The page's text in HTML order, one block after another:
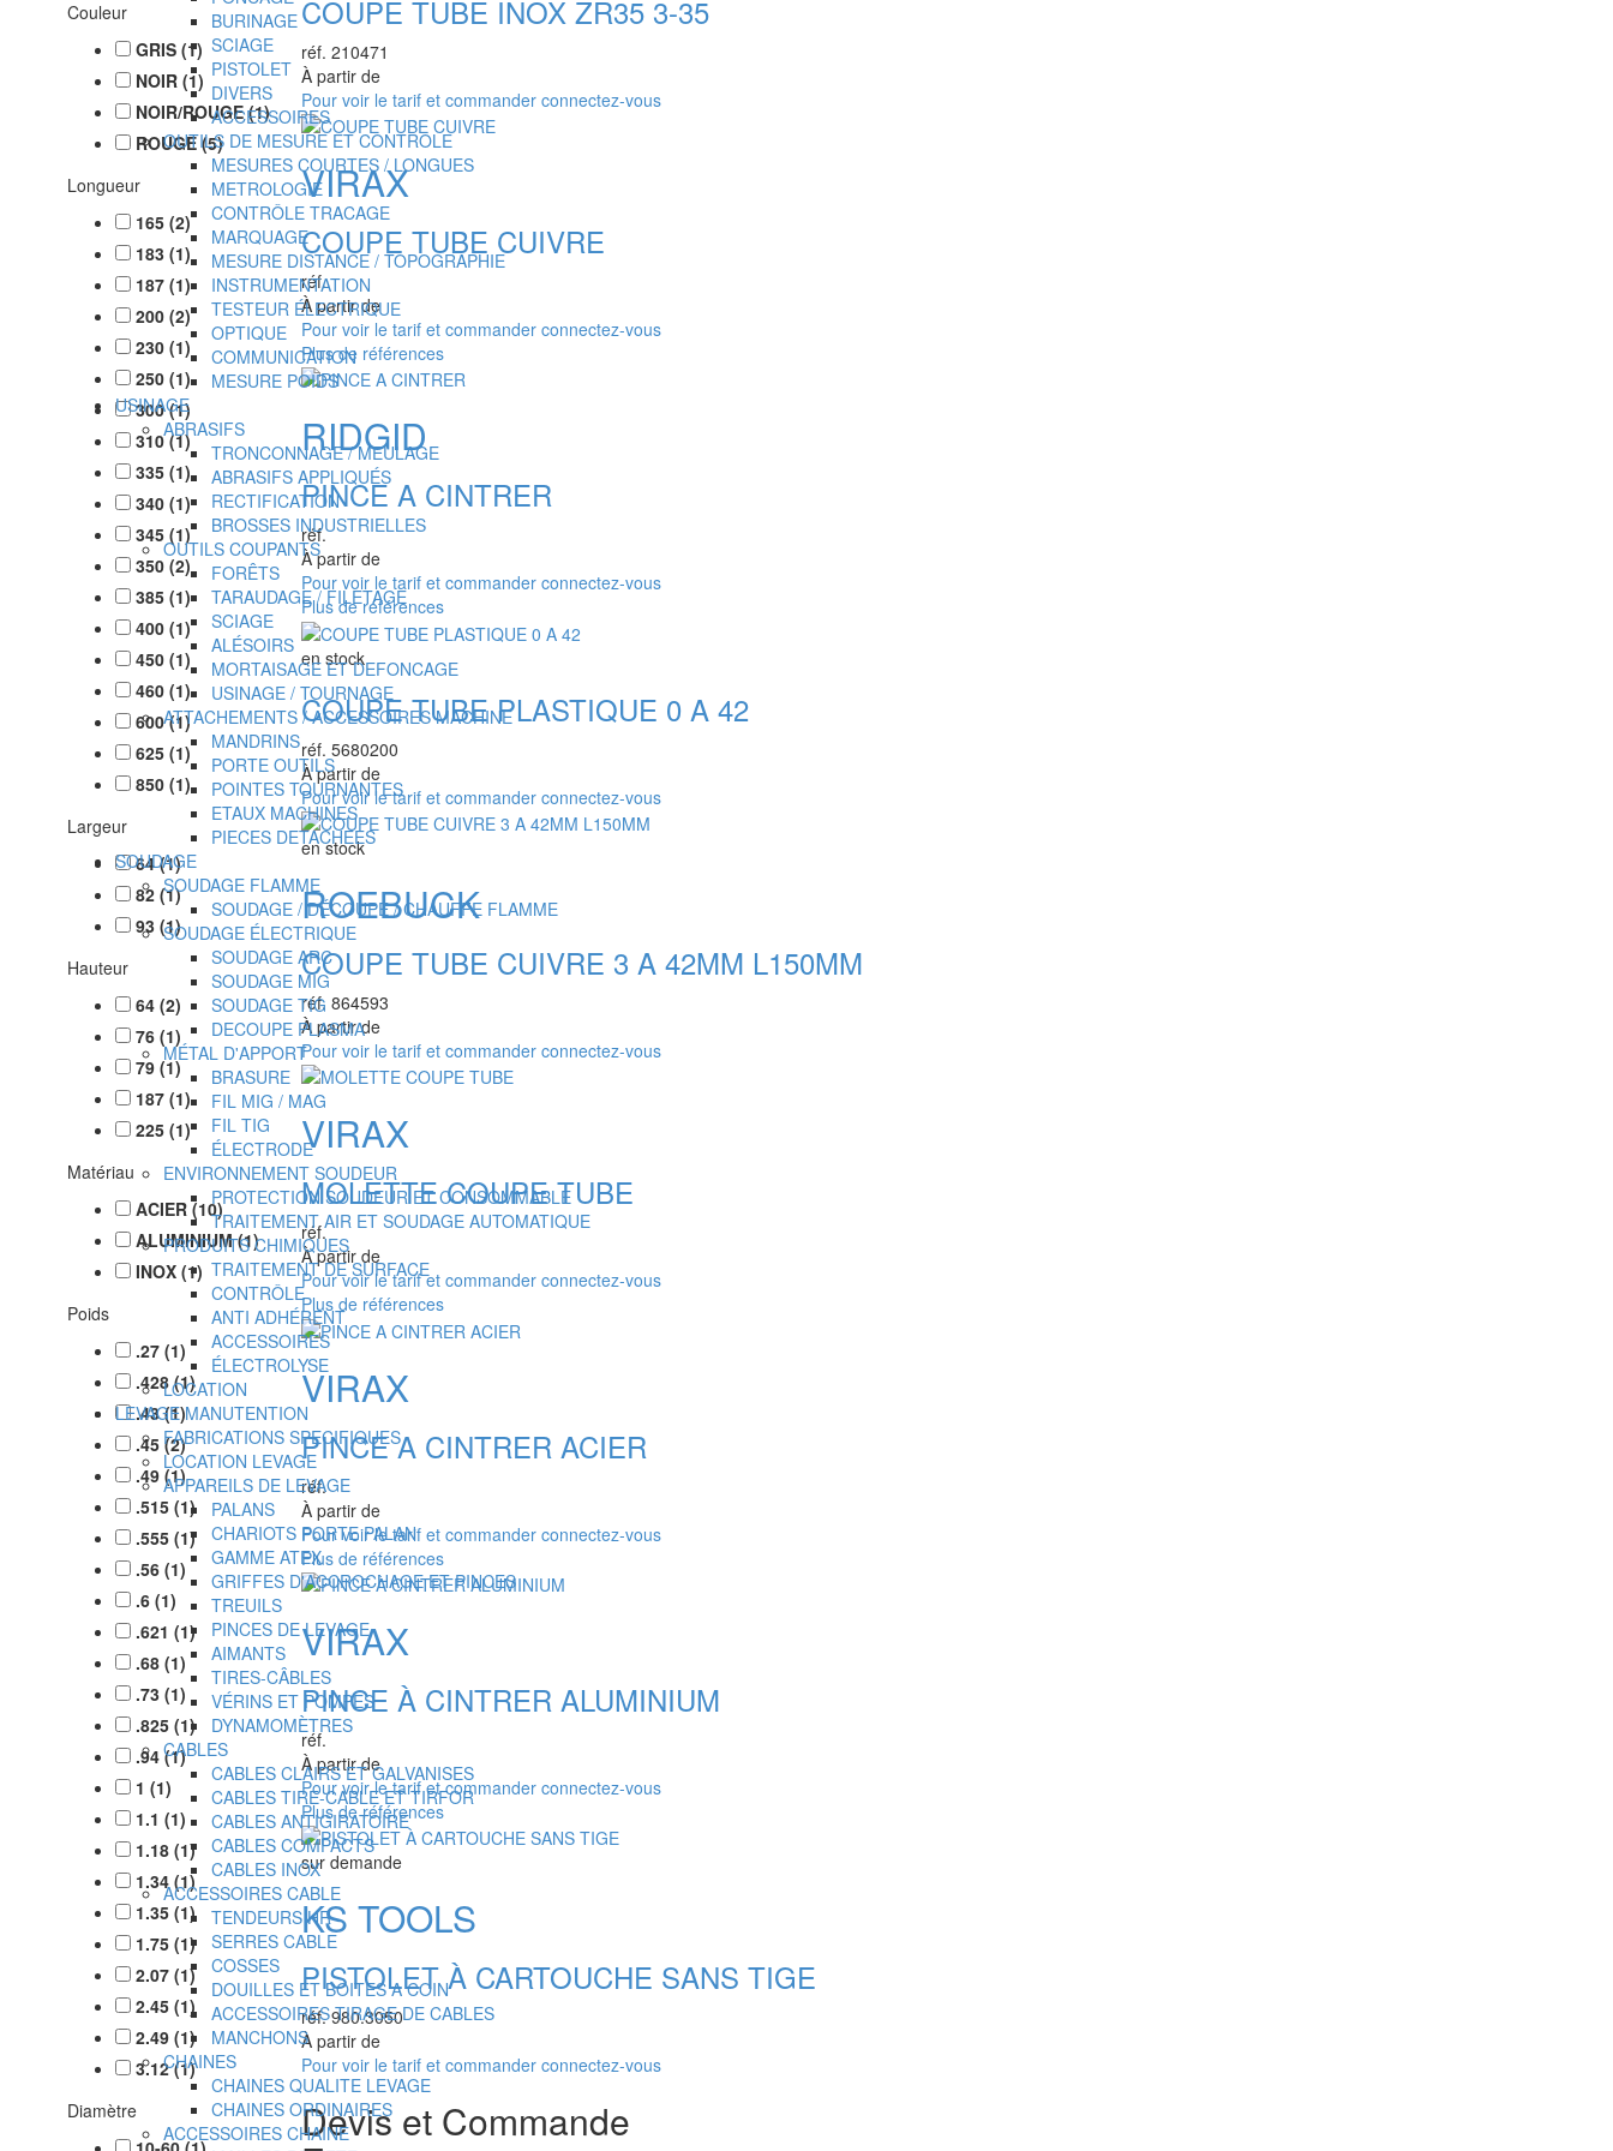
BURINAGE
SCIAGE
PISTOLET
DIVERS
ACCESSOIRES
OUTILS DE MESURE ET CONTRÔLE
MESURES COURTES / LONGUES
METROLOGIE
CONTRÔLE TRACAGE
MARQUAGE
MESURE DISTANCE / TOPOGRAPHIE
INSTRUMENTATION
TESTEUR ÉLECTRIQUE
OPTIQUE
COMMUNICATION
MESURE POIDS
USINAGE
ABRASIFS
TRONCONNAGE / MEULAGE
ABRASIFS APPLIQUÉS
RECTIFICATION
BROSSES INDUSTRIELLES
OUTILS COUPANTS
FORÊTS
TARAUDAGE / FILETAGE
SCIAGE
ALÉSOIRS
MORTAISAGE ET DEFONCAGE
USINAGE / TOURNAGE
ATTACHEMENTS / ACCESSOIRES MACHINE
MANDRINS
PORTE OUTILS
POINTES TOURNANTES
ETAUX MACHINES
PIECES DETACHEES
SOUDAGE
SOUDAGE FLAMME
SOUDAGE / DÉCOUPE / CHAUFFE FLAMME
SOUDAGE ÉLECTRIQUE
SOUDAGE ARC
SOUDAGE MIG
SOUDAGE TIG
DECOUPE PLASMA
MÉTAL D'APPORT
BRASURE
FIL MIG / MAG
FIL TIG
ÉLECTRODE
ENVIRONNEMENT SOUDEUR
PROTECTION SOUDEUR ET CONSOMMABLE
TRAITEMENT AIR ET SOUDAGE AUTOMATIQUE
PRODUITS CHIMIQUES
TRAITEMENT DE SURFACE
CONTRÔLE
ANTI ADHÉRENT
ACCESSOIRES
ÉLECTROLYSE
LOCATION
LEVAGE MANUTENTION
FABRICATIONS SPECIFIQUES
LOCATION LEVAGE
APPAREILS DE LEVAGE
PALANS
CHARIOTS PORTE PALAN
GAMME ATEX
GRIFFES D'ACCROCHAGE ET PINCES
TREUILS
PINCES DE LEVAGE
AIMANTS
TIRES-CÂBLES
VÉRINS ET POMPES
DYNAMOMÈTRES
CABLES
CABLES CLAIRS ET GALVANISES
CABLES TIRE-CABLE ET TIRFOR
CABLES ANTIGIRATOIRE
CABLES COMPACTS
CABLES INOX
ACCESSOIRES CABLE
TENDEURS HR
SERRES CABLE
COSSES
DOUILLES ET BOITES A COIN
ACCESSOIRES TIRAGE DE CABLES
MANCHONS
CHAINES
CHAINES QUALITE LEVAGE
CHAINES ORDINAIRES
ACCESSOIRES CHAINE
Couleur
GRIS (1)
NOIR (1)
NOIR/ROUGE (1)
ROUGE (5)
Longueur
165 (2)
183 (1)
187 (1)
200 (2)
230 (1)
250 (1)
300 (1)
310 (1)
335 (1)
340 (1)
345 (1)
350 (2)
385 (1)
400 (1)
450 (1)
460 (1)
600 (1)
625 (1)
850 (1)
Largeur
64 (1)
82 (1)
93 (1)
Hauteur
64 (2)
76 (1)
79 (1)
187 (1)
225 (1)
Matériau
ACIER (10)
ALUMINIUM (1)
INOX (1)
Poids
.27 (1)
.428 (1)
.43 (1)
.45 (2)
.49 (1)
.515 (1)
.555 (1)
.56 (1)
.6 (1)
.621 (1)
.68 (1)
.73 (1)
.825 (1)
.94 (1)
1 (1)
1.1 (1)
1.18 (1)
1.34 (1)
1.35 (1)
1.75 (1)
2.07 (1)
2.45 (1)
2.49 (1)
3.12 (1)
Diamètre
COUPE TUBE INOX ZR35 3-35
réf.210471
À partir de
Pour voir le tarif et commander connectez-vous
VIRAX
COUPE TUBE CUIVRE
réf.
À partir de
Pour voir le tarif et commander connectez-vous
Plus de références
RIDGID
PINCE A CINTRER
réf.
À partir de
Pour voir le tarif et commander connectez-vous
Plus de références
en stock
COUPE TUBE PLASTIQUE 0 A 42
réf.5680200
À partir de
Pour voir le tarif et commander connectez-vous
en stock
ROEBUCK
COUPE TUBE CUIVRE 3 A 42MM L150MM
réf.864593
À partir de
Pour voir le tarif et commander connectez-vous
VIRAX
MOLETTE COUPE TUBE
réf.
À partir de
Pour voir le tarif et commander connectez-vous
Plus de références
VIRAX
PINCE A CINTRER ACIER
réf.
À partir de
Pour voir le tarif et commander connectez-vous
Plus de références
VIRAX
PINCE À CINTRER ALUMINIUM
réf.
À partir de
Pour voir le tarif et commander connectez-vous
Plus de références
sur demande
KS TOOLS
PISTOLET À CARTOUCHE SANS TIGE
réf.980.3050
À partir de
Pour voir le tarif et commander connectez-vous
Devis et Commande